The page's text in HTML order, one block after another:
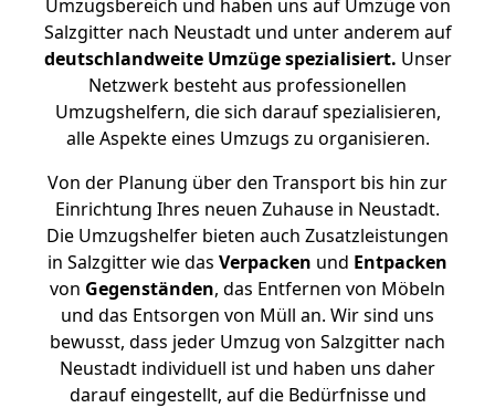
Umzugsbereich und haben uns auf Umzüge von
Salzgitter nach Neustadt und unter anderem auf
deutschlandweite Umzüge spezialisiert. Unser
Netzwerk besteht aus professionellen
Umzugshelfern, die sich darauf spezialisieren,
alle Aspekte eines Umzugs zu organisieren.
Von der Planung über den Transport bis hin zur
Einrichtung Ihres neuen Zuhause in Neustadt.
Die Umzugshelfer bieten auch Zusatzleistungen
in Salzgitter wie das Verpacken und Entpacken
von Gegenständen, das Entfernen von Möbeln
und das Entsorgen von Müll an. Wir sind uns
bewusst, dass jeder Umzug von Salzgitter nach
Neustadt individuell ist und haben uns daher
darauf eingestellt, auf die Bedürfnisse und